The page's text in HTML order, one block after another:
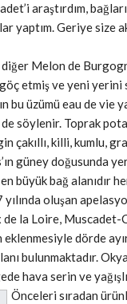
araştırdım,
yaptım. Geriye size
diğer Melon de
etmiş ve yeni yerini
bu üzümü eau de vie
söylenir. Toprak
çakıllı, killi, kumlu,
güney doğusunda
büyük bağ alanıdır
oluşan
la Loire, Muscadet-
dörde
bulunmaktadır.
hava serin ve
Önceleri sıradan